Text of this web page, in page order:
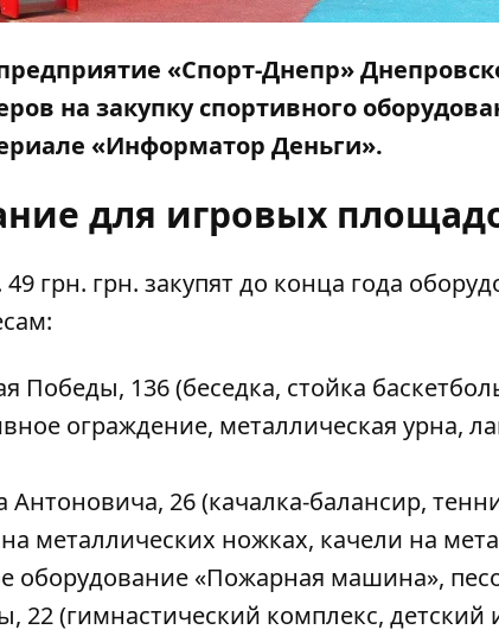
«Спорт-Днепр»
на закупку спортивного
«Информатор Деньги».
для игровых
грн. грн. закупят до конца года
Победы, 136 (беседка, стойка
ограждение, металлическая урна,
26 (качалка-балансир,
металлических ножках, качели на
оборудование «Пожарная машина»,
22 (гимнастический комплекс,